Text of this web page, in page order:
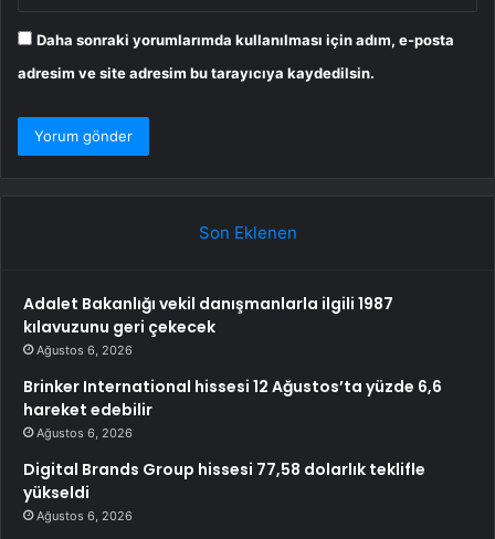
Daha sonraki yorumlarımda kullanılması için adım, e-posta
adresim ve site adresim bu tarayıcıya kaydedilsin.
Son Eklenen
Adalet Bakanlığı vekil danışmanlarla ilgili 1987
kılavuzunu geri çekecek
Ağustos 6, 2026
Brinker International hissesi 12 Ağustos’ta yüzde 6,6
hareket edebilir
Ağustos 6, 2026
Digital Brands Group hissesi 77,58 dolarlık teklifle
yükseldi
Ağustos 6, 2026